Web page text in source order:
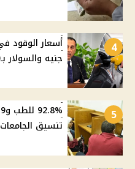
4
جنيه والسولار بـ20.50 جنيه
5
تنسيق الجامعات 2026 وأماكن المرحلة الثانية